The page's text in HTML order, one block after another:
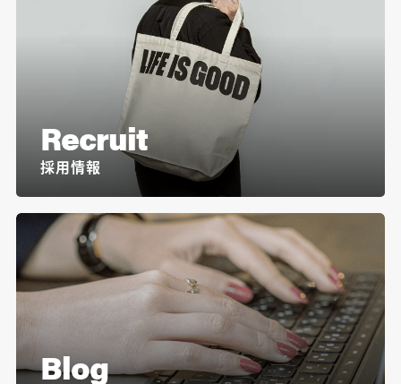
Recruit
採用情報
Blog